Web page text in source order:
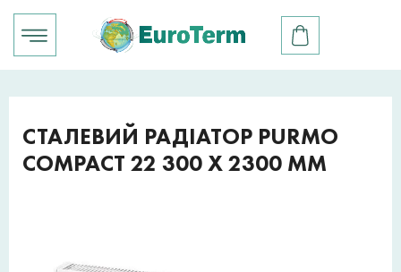
СТАЛЕВИЙ РАДІАТОР PURMO
COMPACT 22 300 X 2300 ММ